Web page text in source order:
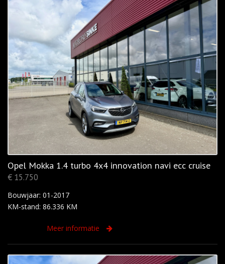
Opel Mokka 1.4 turbo 4x4 innovation navi ecc cruise
€ 15.750
Bouwjaar: 01-2017
KM-stand: 86.336 KM
Meer informatie